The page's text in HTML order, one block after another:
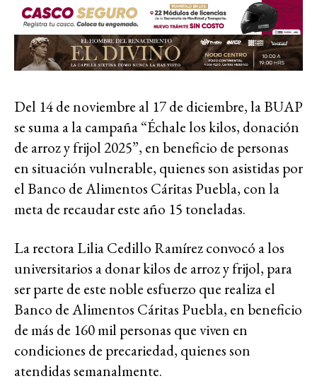
Del 14 de noviembre al 17 de diciembre, la BUAP
se suma a la campaña “Échale los kilos, donación
de arroz y frijol 2025”, en beneficio de personas
en situación vulnerable, quienes son asistidas por
el Banco de Alimentos Cáritas Puebla, con la
meta de recaudar este año 15 toneladas.
La rectora Lilia Cedillo Ramírez convocó a los
universitarios a donar kilos de arroz y frijol, para
ser parte de este noble esfuerzo que realiza el
Banco de Alimentos Cáritas Puebla, en beneficio
de más de 160 mil personas que viven en
condiciones de precariedad, quienes son
atendidas semanalmente.